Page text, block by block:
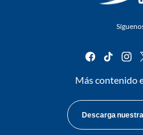
facebook
tiktok
Más contenido
Descarga